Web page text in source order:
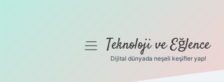
menüyüTeknoloji ve Eğlence
Dijital dünyada neşeli keşifler yap!